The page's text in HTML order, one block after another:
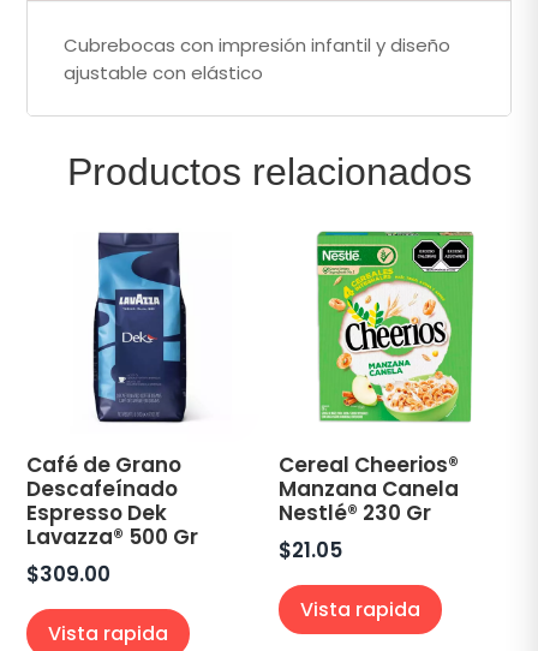
Cubrebocas con impresión infantil y diseño
ajustable con elástico
Productos relacionados
Café de Grano
Descafeínado
Espresso Dek
Lavazza® 500 Gr
$309.00
Vista rapida
Cereal Cheerios®
Manzana Canela
Nestlé® 230 Gr
$21.05
Vista rapida